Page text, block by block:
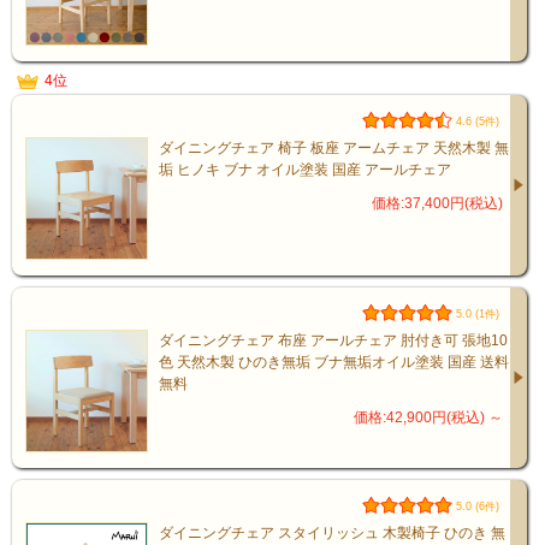
4位
4.6 (5件)
ダイニングチェア 椅子 板座 アームチェア 天然木製 無
垢 ヒノキ ブナ オイル塗装 国産 アールチェア
価格:37,400円(税込)
5.0 (1件)
ダイニングチェア 布座 アールチェア 肘付き可 張地10
色 天然木製 ひのき無垢 ブナ無垢オイル塗装 国産 送料
無料
価格:42,900円(税込) ～
5.0 (6件)
ダイニングチェア スタイリッシュ 木製椅子 ひのき 無